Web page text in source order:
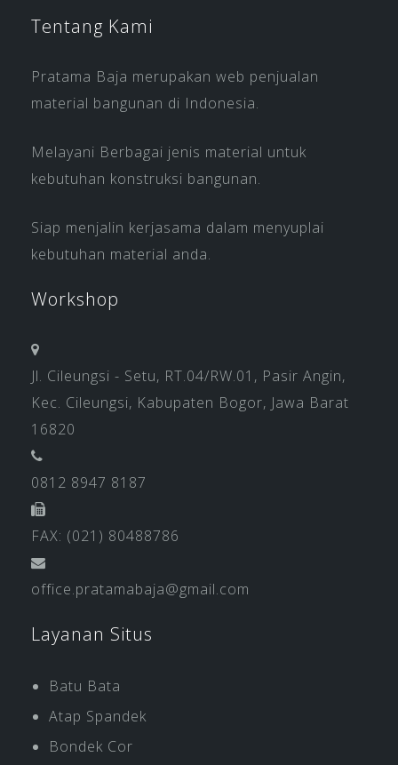
Tentang Kami
Pratama Baja merupakan web penjualan
material bangunan di Indonesia.
Melayani Berbagai jenis material untuk
kebutuhan konstruksi bangunan.
Siap menjalin kerjasama dalam menyuplai
kebutuhan material anda.
Workshop
Jl. Cileungsi - Setu, RT.04/RW.01, Pasir Angin,
Kec. Cileungsi, Kabupaten Bogor, Jawa Barat
16820
0812 8947 8187
FAX: (021) 80488786
office.pratamabaja@gmail.com
Layanan Situs
Batu Bata
Atap Spandek
Bondek Cor